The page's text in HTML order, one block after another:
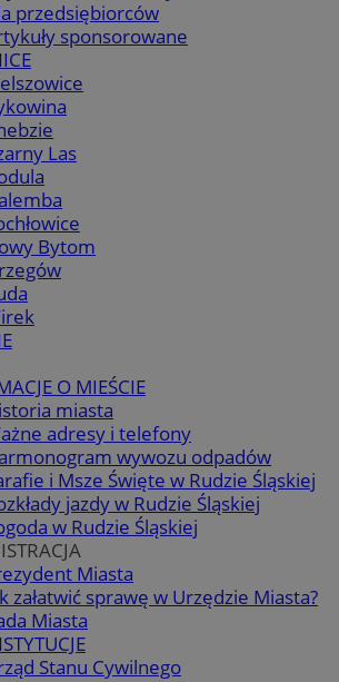
przedsiębiorców
sponsorowane
Las
Bytom
O MIEŚCIE
miasta
adresy i telefony
wywozu odpadów
i Msze Święte w Rudzie Śląskiej
jazdy w Rudzie Śląskiej
w Rudzie Śląskiej
Miasta
załatwić sprawę w Urzędzie Miasta?
Miasta
Stanu Cywilnego